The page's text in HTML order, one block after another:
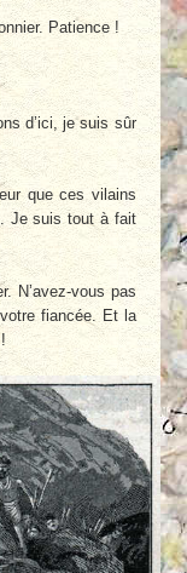
Patience !
d’ici, je suis sûr
que ces vilains
Je suis tout à fait
N’avez-vous pas
fiancée. Et la